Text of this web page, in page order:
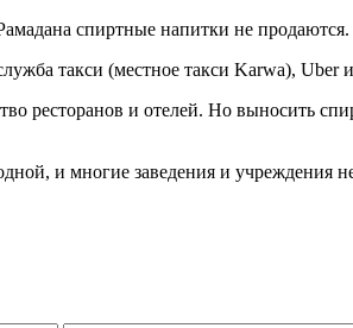
спиртные напитки не продаются.
такси (местное такси Karwa), Uberи
ресторанов и отелей. Но выносить
и многие заведения и учреждения